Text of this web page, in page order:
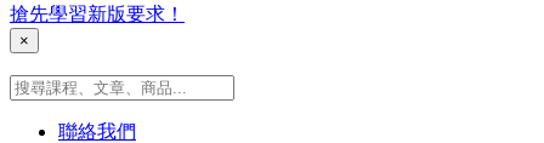
搶先學習新版要求！
×
聯絡我們